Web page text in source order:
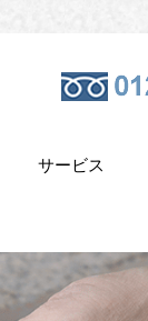
サービス